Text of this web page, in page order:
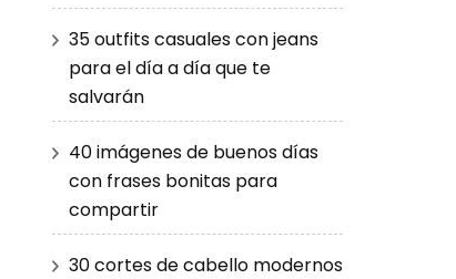
35 outfits casuales con jeans
para el día a día que te
salvarán
40 imágenes de buenos días
con frases bonitas para
compartir
30 cortes de cabello modernos